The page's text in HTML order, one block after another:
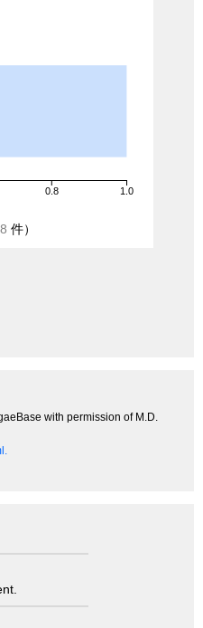
0.8 1.0
件）
with permission of M.D.